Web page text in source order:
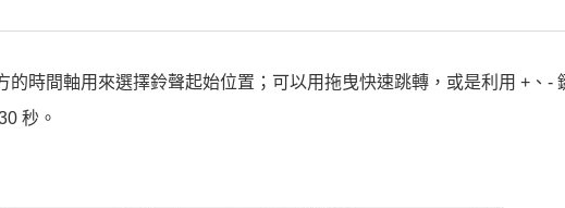
時間軸用來選擇鈴聲起始位置；可以用拖曳快速跳轉，或是利用 +、-
秒。